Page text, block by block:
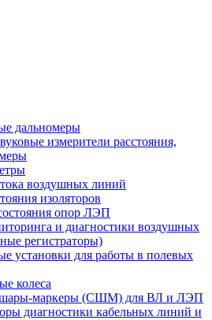
дальномеры
измерители расстояния,
воздушных линий
изоляторов
опор ЛЭП
и диагностики воздушных
регистраторы)
установки для работы в полевых
колеса
шары-маркеры (СШМ) для ВЛ и ЛЭП
диагностики кабельных линий и